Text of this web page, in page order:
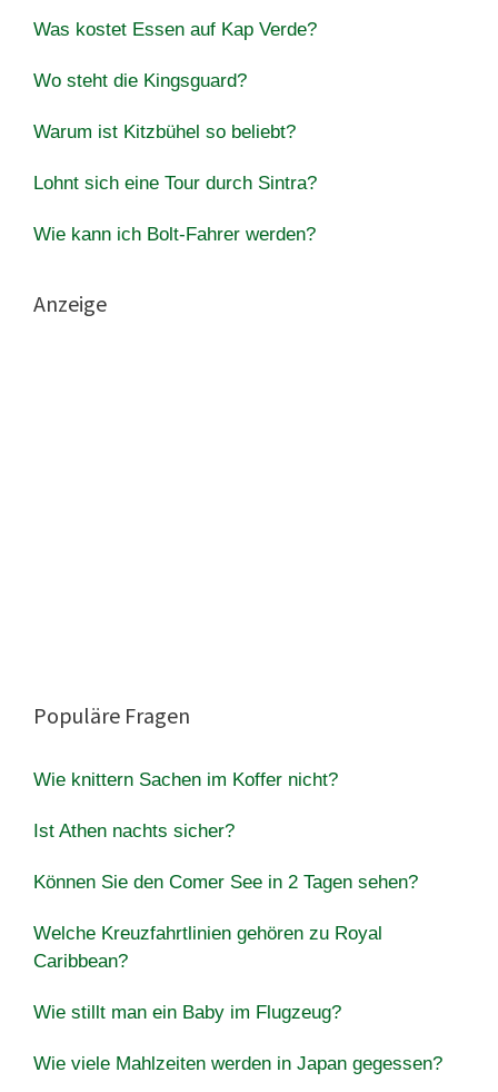
Was kostet Essen auf Kap Verde?
Wo steht die Kingsguard?
Warum ist Kitzbühel so beliebt?
Lohnt sich eine Tour durch Sintra?
Wie kann ich Bolt-Fahrer werden?
Anzeige
Populäre Fragen
Wie knittern Sachen im Koffer nicht?
Ist Athen nachts sicher?
Können Sie den Comer See in 2 Tagen sehen?
Welche Kreuzfahrtlinien gehören zu Royal
Caribbean?
Wie stillt man ein Baby im Flugzeug?
Wie viele Mahlzeiten werden in Japan gegessen?